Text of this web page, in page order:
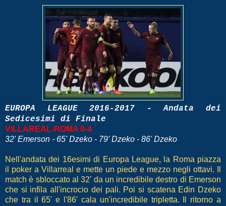
EUROPA LEAGUE 2016-2017 - Andata dei
Sedicesimi di Finale
VILLAREAL-ROMA 0-4
32' Emerson - 65' Dzeko - 79' Dzeko - 86' Dzeko
Nell'andata dei 16esimi di Europa League, la Roma piazza
il poker a Villarreal e mette un piede e mezzo negli ottavi. Il
match è sbloccato al 32' da un incredibile destro di Emerson
che si infila all'incrocio dei pali. Poi si scatena Edin Dzeko
che tra il 65' e l'86' cala un'incredibile tripletta. Il ritorno a